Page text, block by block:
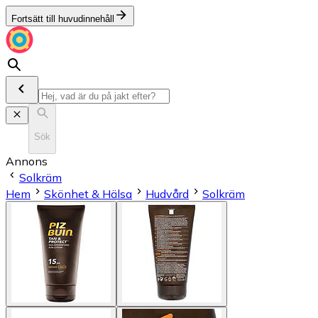
Fortsätt till huvudinnehåll
Sök
Annons
Solkräm
Hem
Skönhet & Hälsa Hudvård Solkräm